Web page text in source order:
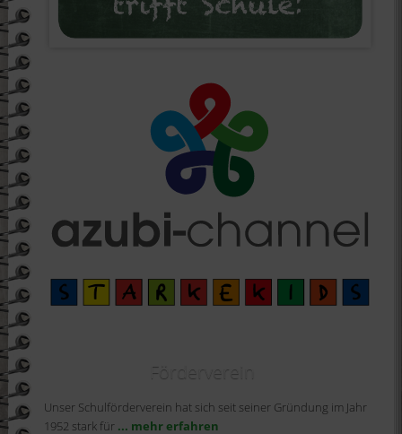
Förderverein
Unser Schulförderverein hat sich seit seiner Gründung im Jahr
1952 stark für ... mehr erfahren